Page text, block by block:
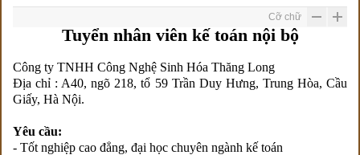
Cỡ chữ
Tuyển nhân viên kế toán nội bộ
Công ty TNHH Công Nghệ Sinh Hóa Thăng Long
Địa chỉ : A40, ngõ 218, tổ 59 Trần Duy Hưng, Trung Hòa, Cầu
Giấy, Hà Nội.
Yêu cầu:
- Tốt nghiệp cao đẳng, đại học chuyên ngành kế toán